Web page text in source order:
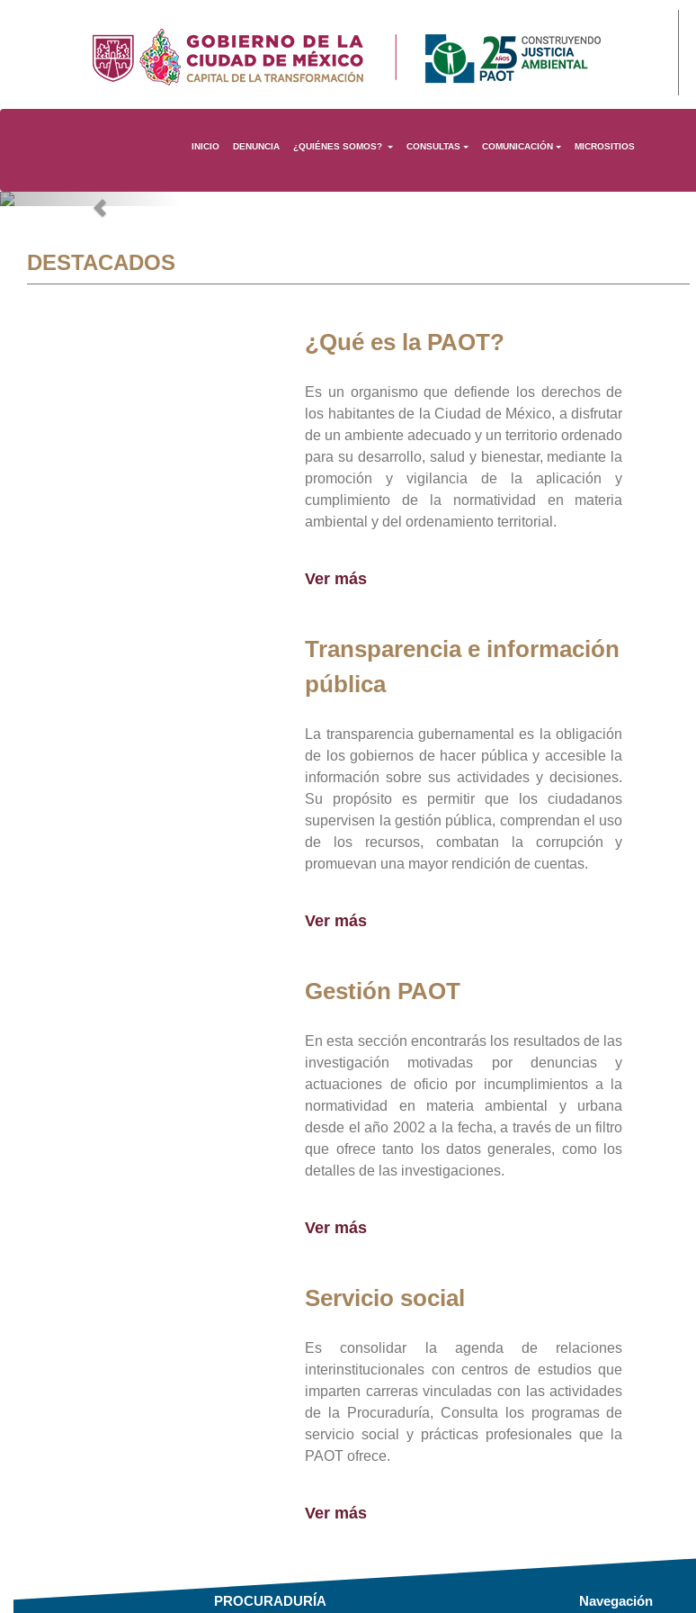
INICIO DENUNCIA ¿QUIÉNES SOMOS? CONSULTAS COMUNICACIÓN MICROSITIOS
Previous
DESTACADOS
¿Qué es la PAOT?
Es un organismo que defiende los derechos de
los habitantes de la Ciudad de México, a disfrutar
de un ambiente adecuado y un territorio ordenado
para su desarrollo, salud y bienestar, mediante la
promoción y vigilancia de la aplicación y
cumplimiento de la normatividad en materia
ambiental y del ordenamiento territorial.
Ver más
Transparencia e información
pública
La transparencia gubernamental es la obligación
de los gobiernos de hacer pública y accesible la
información sobre sus actividades y decisiones.
Su propósito es permitir que los ciudadanos
supervisen la gestión pública, comprendan el uso
de los recursos, combatan la corrupción y
promuevan una mayor rendición de cuentas.
Ver más
Gestión PAOT
En esta sección encontrarás los resultados de las
investigación motivadas por denuncias y
actuaciones de oficio por incumplimientos a la
normatividad en materia ambiental y urbana
desde el año 2002 a la fecha, a través de un filtro
que ofrece tanto los datos generales, como los
detalles de las investigaciones.
Ver más
Servicio social
Es consolidar la agenda de relaciones
interinstitucionales con centros de estudios que
imparten carreras vinculadas con las actividades
de la Procuraduría, Consulta los programas de
servicio social y prácticas profesionales que la
PAOT ofrece.
Ver más
PROCURADURÍA Navegación